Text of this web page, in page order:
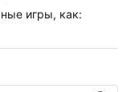
игры, как: